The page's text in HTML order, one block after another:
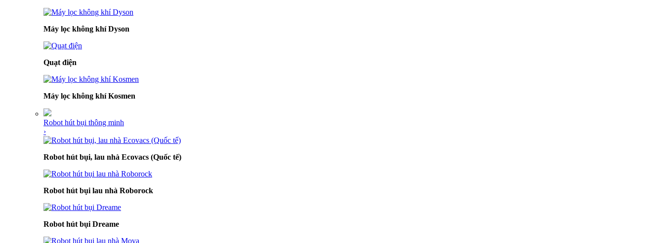
Máy lọc không khí Dyson
Quạt điện
Máy lọc không khí Kosmen
Robot hút bụi thông minh
›
Robot hút bụi, lau nhà Ecovacs (Quốc tế)
Robot hút bụi lau nhà Roborock
Robot hút bụi Dreame